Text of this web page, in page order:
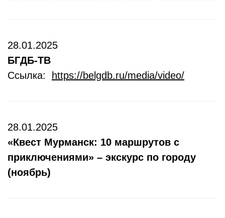
28.01.2025
БГДБ-ТВ
Ссылка:
https://belgdb.ru/media/video/
28.01.2025
«Квест Мурманск: 10 маршрутов с
приключениями» – экскурс по городу
(ноябрь)